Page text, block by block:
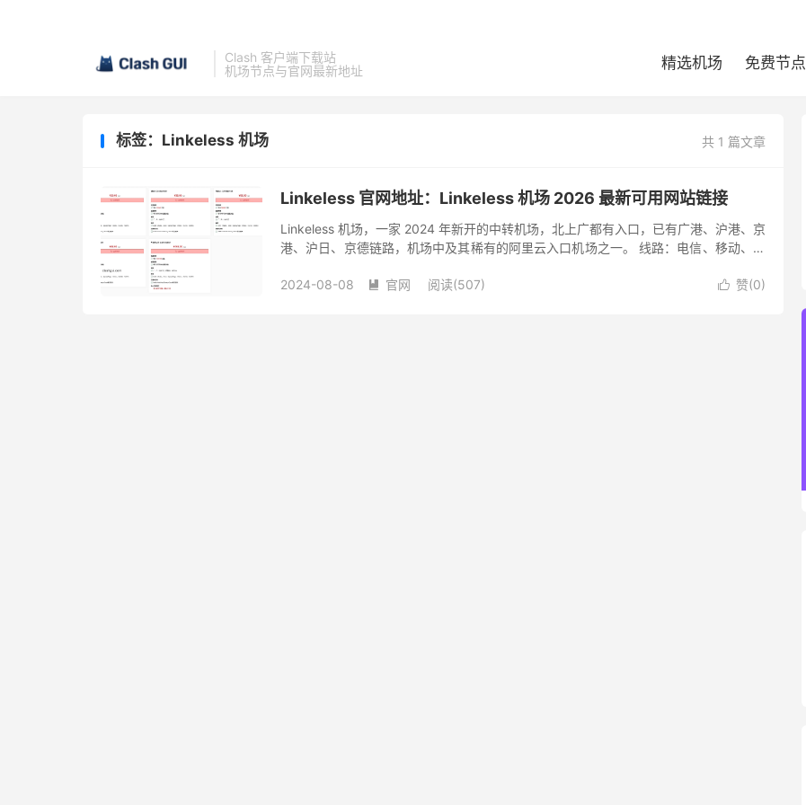
Clash 客户端下载站
机场节点与官网最新地址
精选机场 免费节点
共 1 篇文章
标签：Linkeless 机场
Linkeless 官网地址：Linkeless 机场 2026 最新可用网站链接
Linkeless 机场，一家 2024 年新开的中转机场，北上广都有入口，已有广港、沪港、京
港、沪日、京德链路，机场中及其稀有的阿里云入口机场之一。 线路：电信、移动、联
 赞(0)
2024-08-08  官网 阅读(507)